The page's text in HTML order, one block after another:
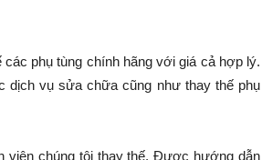
phụ tùng chính hãng với giá cả hợp lý.
vụ sửa chữa cũng như thay thế phụ
viên chúng tôi thay thế. Được hướng dẫn